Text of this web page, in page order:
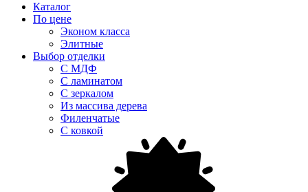
Каталог
По цене
Эконом класса
Элитные
Выбор отделки
С МДФ
С ламинатом
С зеркалом
Из массива дерева
Филенчатые
С ковкой